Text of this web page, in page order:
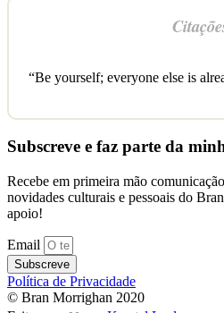
“Be yourself; everyone else is
Subscreve e faz parte da
Recebe em primeira mão
novidades culturais e pessoais do
apoio!
Email
Subscreve
Política de Privacidade
© Bran Morrighan 2020